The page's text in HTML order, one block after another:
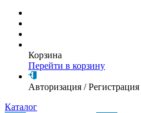
Корзина
Перейти в корзину
Авторизация /Регистрация
Каталог